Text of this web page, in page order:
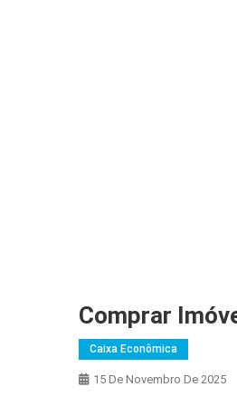
Comprar
Caixa Econômica
15 De Novembro De 2025